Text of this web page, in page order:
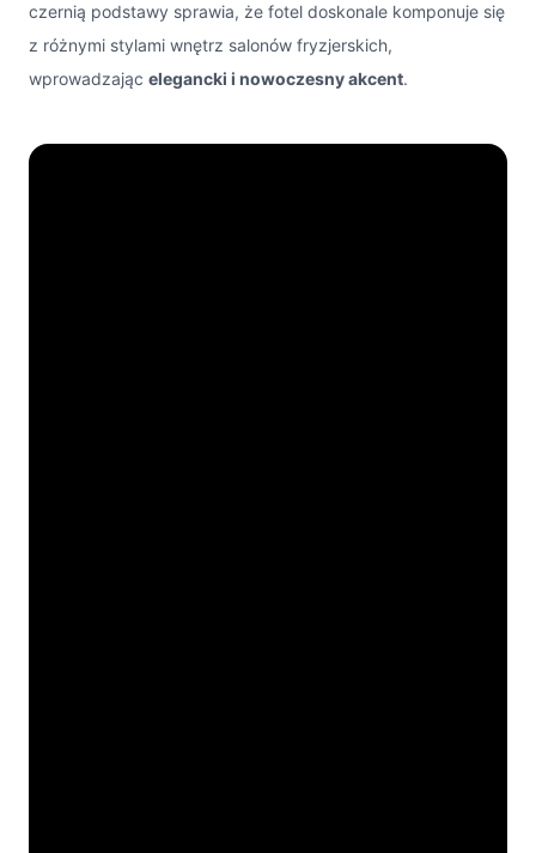
czernią podstawy sprawia, że fotel doskonale komponuje się
z różnymi stylami wnętrz salonów fryzjerskich,
wprowadzając elegancki i nowoczesny akcent.